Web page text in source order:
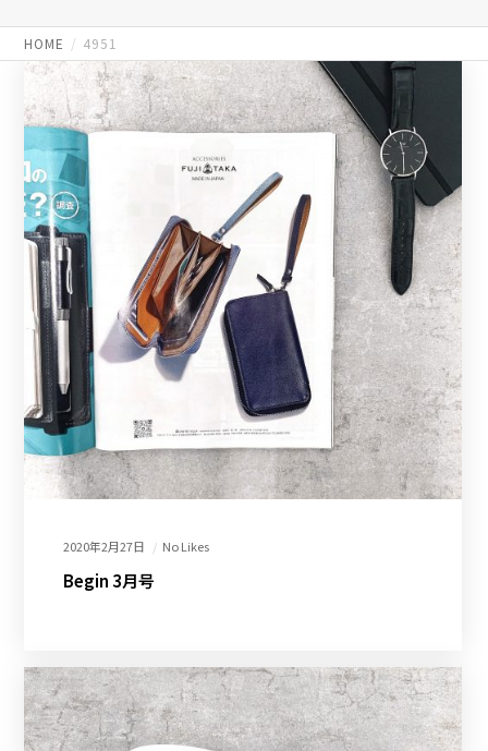
HOME 4951
2020年2月27日 No Likes
Begin 3月号